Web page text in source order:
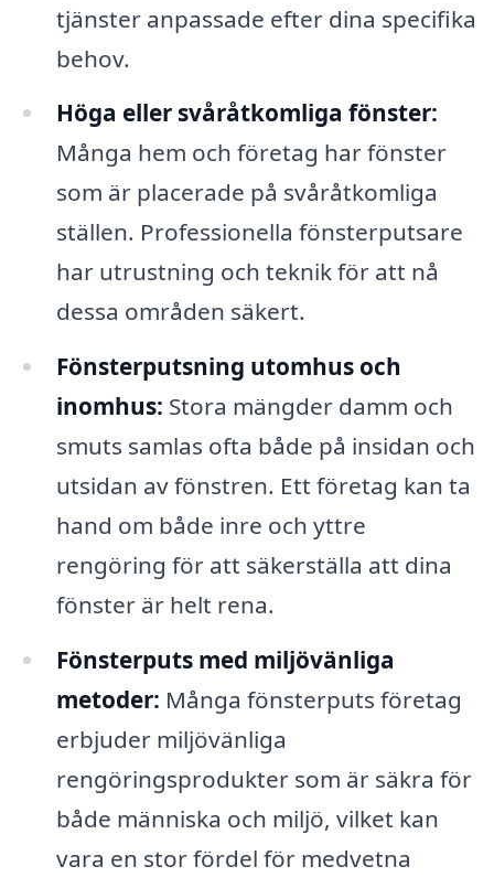
tjänster anpassade efter dina specifika
behov.
Höga eller svåråtkomliga fönster:
Många hem och företag har fönster
som är placerade på svåråtkomliga
ställen. Professionella fönsterputsare
har utrustning och teknik för att nå
dessa områden säkert.
Fönsterputsning utomhus och
inomhus: Stora mängder damm och
smuts samlas ofta både på insidan och
utsidan av fönstren. Ett företag kan ta
hand om både inre och yttre
rengöring för att säkerställa att dina
fönster är helt rena.
Fönsterputs med miljövänliga
metoder: Många fönsterputs företag
erbjuder miljövänliga
rengöringsprodukter som är säkra för
både människa och miljö, vilket kan
vara en stor fördel för medvetna